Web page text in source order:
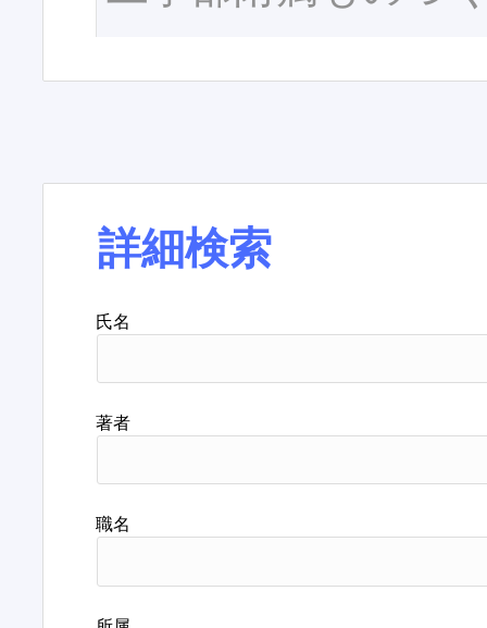
詳細検索
氏名
著者
職名